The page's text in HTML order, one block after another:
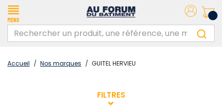
Menu
Accueil / Nos marques / GUITEL HERVIEU
FILTRES